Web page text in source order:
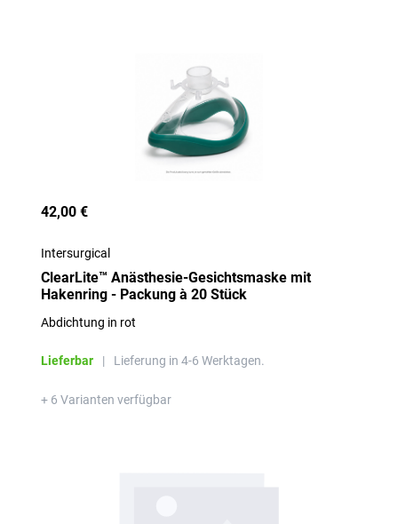
42,00 €
Intersurgical
ClearLite™ Anästhesie-Gesichtsmaske mit
Hakenring - Packung à 20 Stück
Abdichtung in rot
Lieferbar | Lieferung in 4-6 Werktagen.
+ 6 Varianten verfügbar